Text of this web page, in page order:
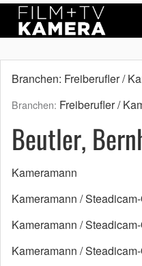
Branchen: Freiberufler /
Branchen: Freiberufler /
Beutler,
Kameramann
Kameramann /
Kameramann /
Kameramann /